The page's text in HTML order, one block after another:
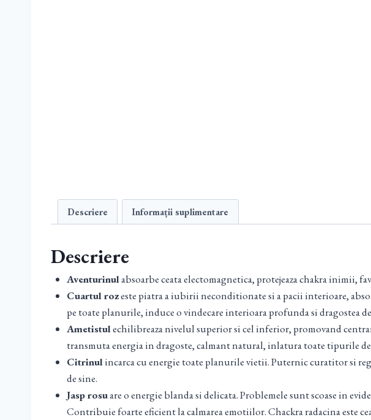
Descriere Informații suplimentare
Descriere
Aventurinulabsoarbe ceata electomagnetica, protejeaza chakra inimii,
Cuartul rozeste piatra a iubirii neconditionate si a pacii interioare,
pe toate planurile, induce o vindecare interioara profunda si dragostea
Ametistulechilibreaza nivelul superior si cel inferior, promovand
transmuta energia in dragoste, calmant natural, inlatura toate tipurile de
Citrinulincarca cu energie toate planurile vietii. Puternic curatitor si
de sine.
Jasp rosuare o energie blanda si delicata. Problemele sunt scoase in
Contribuie foarte eficient la calmarea emotiilor. Chackra radacina este